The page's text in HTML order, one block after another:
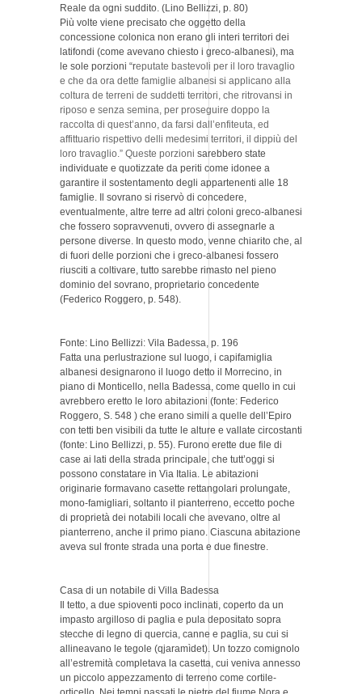
Reale da ogni suddito. (Lino Bellizzi, p. 80)
Più volte viene precisato che oggetto della
concessione colonica non erano gli interi territori dei
latifondi (come avevano chiesto i greco-albanesi), ma
le sole porzioni “reputate bastevoli per il loro travaglio
e che da ora dette famiglie albanesi si applicano alla
coltura de terreni de suddetti territori, che ritrovansi in
riposo e senza semina, per proseguire doppo la
raccolta di quest’anno, da farsi dall’enfiteuta, ed
affittuario rispettivo delli medesimi territori, il dippiù del
loro travaglio.” Queste porzioni sarebbero state
individuate e quotizzate da periti come idonee a
garantire il sostentamento degli appartenenti alle 18
famiglie. Il sovrano si riservò di concedere,
eventualmente, altre terre ad altri coloni greco-albanesi
che fossero sopravvenuti, ovvero di assegnarle a
persone diverse. In questo modo, venne chiarito che, al
di fuori delle porzioni che i greco-albanesi fossero
riusciti a coltivare, tutto sarebbe rimasto nel pieno
dominio del sovrano, proprietario concedente
(Federico Roggero, p. 548).
Fonte: Lino Bellizzi: Vila Badessa, p. 196
Fatta una perlustrazione sul luogo, i capifamiglia
albanesi designarono il luogo detto il Morrecino, in
piano di Monticello, nella Badessa, come quello in cui
avrebbero eretto le loro abitazioni (fonte: Federico
Roggero, S. 548 ) che erano simili a quelle dell’Epiro
con tetti ben visibili da tutte le alture e vallate circostanti
(fonte: Lino Bellizzi, p. 55). Furono erette due file di
case ai lati della strada principale, che tutt’oggi si
possono constatare in Via Italia. Le abitazioni
originarie formavano casette rettangolari prolungate,
mono-famigliari, soltanto il pianterreno, eccetto poche
di proprietà dei notabili locali che avevano, oltre al
pianterreno, anche il primo piano. Ciascuna abitazione
aveva sul fronte strada una porta e due finestre.
Casa di un notabile di Villa Badessa
Il tetto, a due spioventi poco inclinati, coperto da un
impasto argilloso di paglia e pula depositato sopra
stecche di legno di quercia, canne e paglia, su cui si
allineavano le tegole (qjaramìdet). Un tozzo comignolo
all’estremità completava la casetta, cui veniva annesso
un piccolo appezzamento di terreno come cortile-